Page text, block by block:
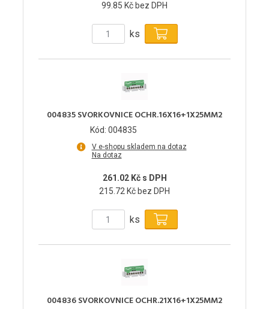
99.85 Kč bez DPH
ks
004835 SVORKOVNICE OCHR.16X16+1X25MM2
Kód: 004835
V e-shopu skladem na dotaz
Na dotaz
261.02 Kč s DPH
215.72 Kč bez DPH
ks
004836 SVORKOVNICE OCHR.21X16+1X25MM2